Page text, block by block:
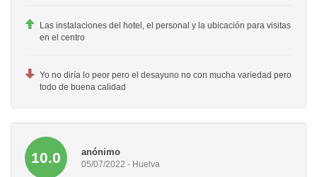
Las instalaciones del hotel, el personal y la ubicación para visitas
en el centro
Yo no diría lo peor pero el desayuno no con mucha variedad pero
todo de buena calidad
10.0 anónimo
05/07/2022 - Huelva